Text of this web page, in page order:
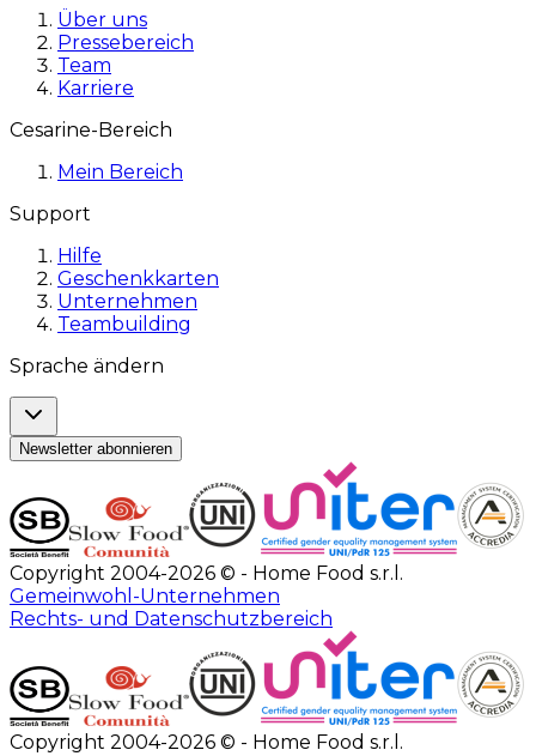
Über uns
Pressebereich
Team
Karriere
Cesarine-Bereich
Mein Bereich
Support
Hilfe
Geschenkkarten
Unternehmen
Teambuilding
Sprache ändern
Newsletter abonnieren
Copyright 2004-2026 © - Home Food s.r.l.
Gemeinwohl-Unternehmen
Rechts- und Datenschutzbereich
Copyright 2004-2026 © - Home Food s.r.l.